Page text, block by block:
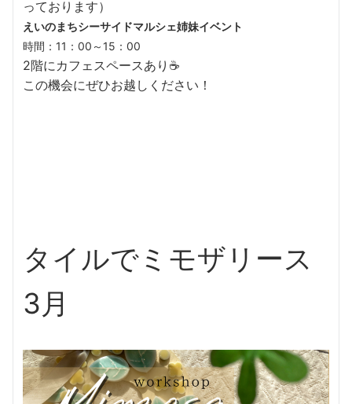
っております）
えいのまちシーサイドマルシェ姉妹イベント
時間：11：00～15：00
2階にカフェスペースあり☕
この機会にぜひお越しください！
タイルでミモザリース
3月